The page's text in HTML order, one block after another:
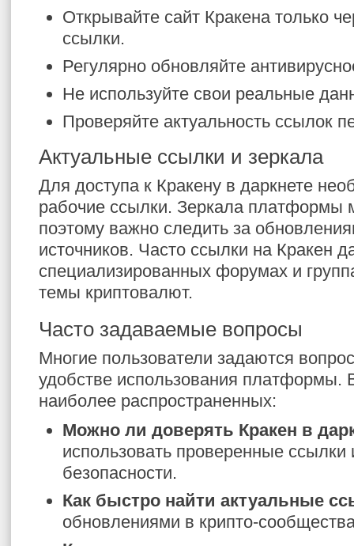
Открывайте сайт Кракена только
ссылки.
Регулярно обновляйте
Не используйте свои реальные
Проверяйте актуальность ссылок
Актуальные ссылки и зеркала
Для доступа к Кракену в даркнете
рабочие ссылки. Зеркала платформы
поэтому важно следить за
источников. Часто ссылки на Кракен
специализированных форумах и
темы криптовалют.
Часто задаваемые вопросы
Многие пользователи задаются
удобстве использования платформы.
наиболее распространенных:
Можно ли доверять Кракен в
использовать проверенные
безопасности.
Как быстро найти актуальные
обновлениями в крипто-